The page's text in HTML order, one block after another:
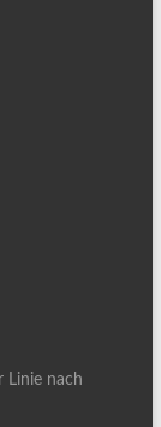
Linie nach